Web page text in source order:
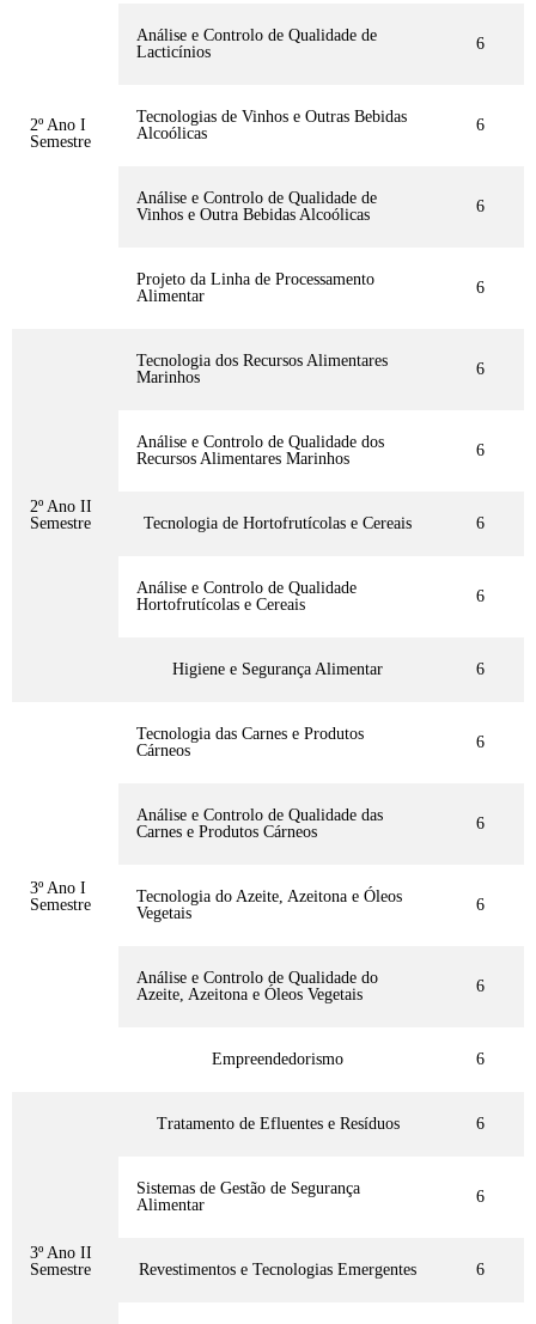
2º Ano I
Semestre
Análise e Controlo de Qualidade de
Lacticínios
6
Tecnologias de Vinhos e Outras Bebidas
Alcoólicas
6
Análise e Controlo de Qualidade de
Vinhos e Outra Bebidas Alcoólicas
6
Projeto da Linha de Processamento
Alimentar
6
2º Ano II
Semestre
Tecnologia dos Recursos Alimentares
Marinhos
6
Análise e Controlo de Qualidade dos
Recursos Alimentares Marinhos
6
Tecnologia de Hortofrutícolas e Cereais 6
Análise e Controlo de Qualidade
Hortofrutícolas e Cereais
6
Higiene e Segurança Alimentar 6
3º Ano I
Semestre
Tecnologia das Carnes e Produtos
Cárneos
6
Análise e Controlo de Qualidade das
Carnes e Produtos Cárneos
6
Tecnologia do Azeite, Azeitona e Óleos
Vegetais
6
Análise e Controlo de Qualidade do
Azeite, Azeitona e Óleos Vegetais
6
Empreendedorismo 6
3º Ano II
Semestre
Tratamento de Efluentes e Resíduos 6
Sistemas de Gestão de Segurança
Alimentar
6
Revestimentos e Tecnologias Emergentes 6